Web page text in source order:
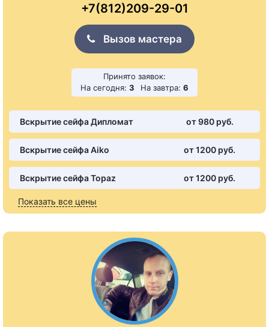
+7(812)209-29-01
Вызов мастера
Принято заявок:
На сегодня: 3 На завтра: 6
Вскрытие сейфа Дипломат от 980 pуб.
Вскрытие сейфа Aiko от 1200 pуб.
Вскрытие сейфа Topaz от 1200 pуб.
Показать все цены